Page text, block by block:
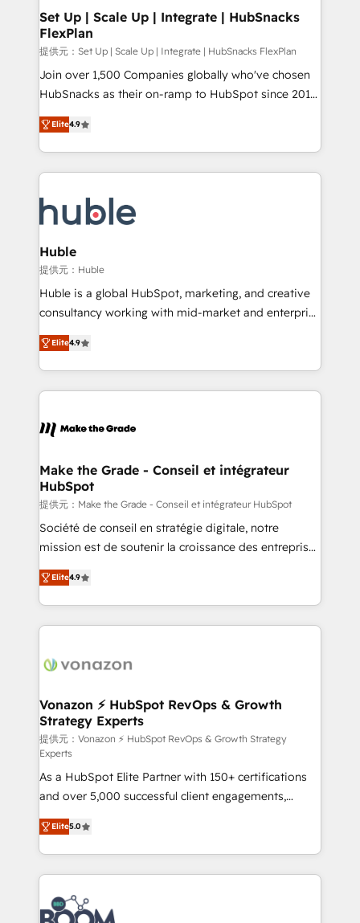
Award 🏆2020 Elite Solutions Partner 🏆2019
Integrations HubSpot Impact Award 🏆2019
Marketing Enablement HubSpot Impact Award 🏆
2018 Website Design HubSpot Impact Award 🏆2017
Website Design HubSpot Impact Award 🏆2016
Sales Enablement HubSpot Impact Award 🏆2015
Growth-Driven Design Agency of the Year 🏆2015
COS Design Award 🏆2013 HubSpot Marketplace
Provider of the Year 🏆2011 Became a HubSpot
Partner 📆Founded in 1997
Set Up | Scale Up | Integrate | HubSnacks
FlexPlan
提供元：Set Up | Scale Up | Integrate | HubSnacks FlexPlan
Join over 1,500 Companies globally who've chosen
HubSnacks as their on-ramp to HubSpot since 2014
Simple pay-as-you-go plans that accelerate value...
1️⃣ Set Up | Onboarding New or Check-fixing existing
HubSpot portals 2️⃣ Scale Up | 100% HubSpot Task
Execution... Global 24/7 ... All Experts 3️⃣ Integrate |
Slash months from your API Integration project... ⬅️
Click "Contact Business" ⬅️ to access 150+ Kickstart
Integration templates that put HubSpot in the center
of your tech stack, syncing... 🛍️ Shopify or
WooCommerce 💲 Stripe or Paypal 💰 Sage or
Netsuite 🤖 Google or Microsoft ✍️ DocuSign or
the rare Advanced "Custom Integrations"
Accreditation, securely sync data across... 🔄 any
new HubSpot portal with Advanced Website and
CRM Migrations using our in-house "HubScrub" Tool.
Elite4.9
Huble
提供元：Huble
Huble is a global HubSpot, marketing, and creative
consultancy working with mid-market and enterprise
businesses. We go beyond implementation, shaping
the strategy, processes, and teams that turn
HubSpot into a genuine growth engine. Named
HubSpot's Global Partner of the Year in 2024,
worldwide, and with over 15 years in the ecosystem,
One company, one operating model, delivering
across offices and consulting teams in the UK, USA,
Canada, Germany, France, Belgium, Singapore, and
South Africa. Certified compliant with ISO/IEC
27001:2022 and ISO 9001:2015 across all seven
Elite4.9
Make the Grade - Conseil et intégrateur
HubSpot
提供元：Make the Grade - Conseil et intégrateur HubSpot
Société de conseil en stratégie digitale, notre
mission est de soutenir la croissance des entreprises
B2B à travers l’acquisition de nouveaux clients,
l'intégration CRM et le développement des revenus
auprès de vos comptes existants. En France et à
l'international, nous travaillons avec des ETI
delà d’une simple transformation digitale et des
➤ L’intégration de CRM et de méthodologie RevOps
pour aligner les équipes marketing, commerciales et
support client (data migration, synchronisation API,
audit et maintenance) ➤ La création de sites internet
de conversion qui transforment les visiteurs en
opportunités d'affaires ➤ La mise en place de
stratégies d'acquisition marketing (SEO, SEA,
inbound, automatisation marketing, ABM, IA,
emailing) Informations clés : - 10 ans d'expérience -
100+ intégrations CRM HubSpot réussies - 40
experts conseil - 150 certifications HubSpot
cumulées
Elite4.9
Vonazon ⚡ HubSpot RevOps & Growth
Strategy Experts
提供元：Vonazon ⚡ HubSpot RevOps & Growth Strategy
Experts
As a HubSpot Elite Partner with 150+ certifications
and over 5,000 successful client engagements,
Vonazon turns marketing complexity into
measurable, scalable growth. From onboarding to
enterprise-grade campaigns, our in-house team
builds scalable strategies that drive long-term
revenue. ⚙️ HubSpot Integration & Optimization •
Seamless CRM, CMS, and automation setup •
Elite5.0